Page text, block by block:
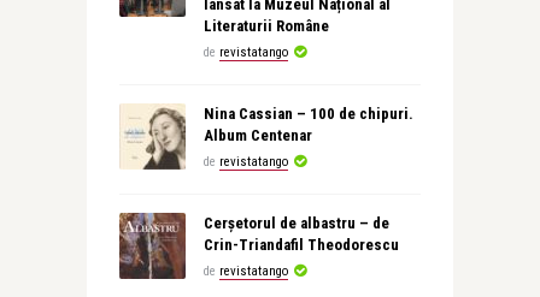
lansat la Muzeul Național al
Literaturii Române
de revistatango
Nina Cassian – 100 de chipuri.
Album Centenar
de revistatango
Cerșetorul de albastru – de
Crin-Triandafil Theodorescu
de revistatango